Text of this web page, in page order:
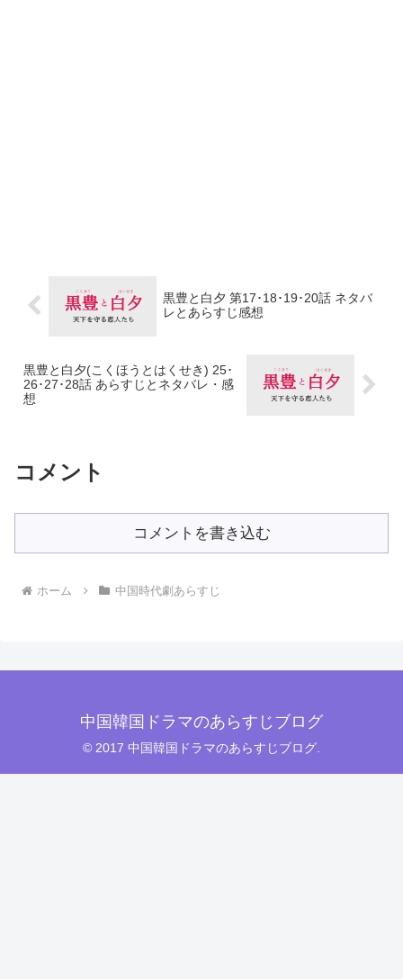
黒豊と白夕 第17･18･19･20話 ネタバ
レとあらすじ感想
黒豊と白夕(こくほうとはくせき) 25･
26･27･28話 あらすじとネタバレ・感
想
コメント
コメントを書き込む
ホーム 中国時代劇あらすじ
中国韓国ドラマのあらすじブログ
© 2017 中国韓国ドラマのあらすじブログ.